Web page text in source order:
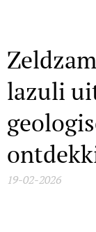
lazuli
19-02-2026